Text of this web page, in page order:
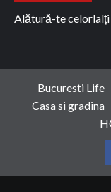
Alătură-te celorlalți
Bucuresti Life
Casa si gradina